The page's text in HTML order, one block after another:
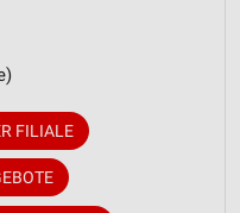
FILIALE